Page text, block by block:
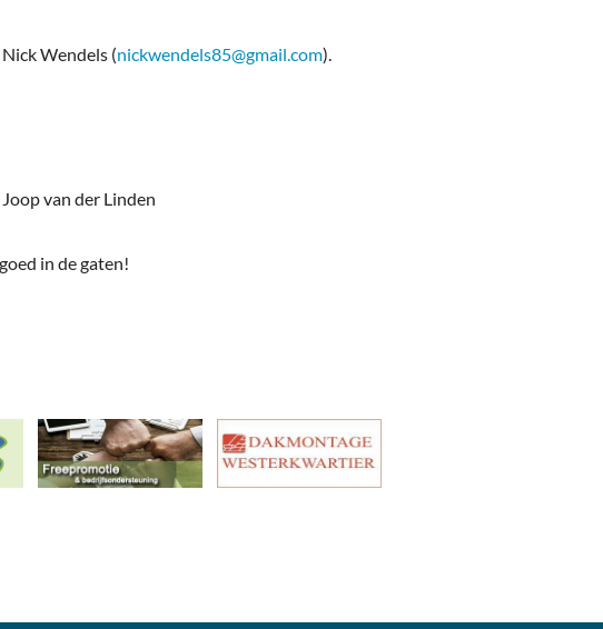
Wendels (nickwendels85@gmail.com).
van der Linden
in de gaten!